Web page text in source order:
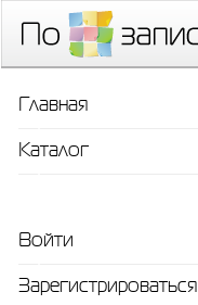
Главная
Каталог
Войти
Зарегистрироваться